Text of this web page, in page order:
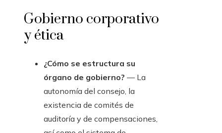
Gobierno corporativo
y ética
¿Cómo se estructura su
órgano de gobierno? — La
autonomía del consejo, la
existencia de comités de
auditoría y de compensaciones,